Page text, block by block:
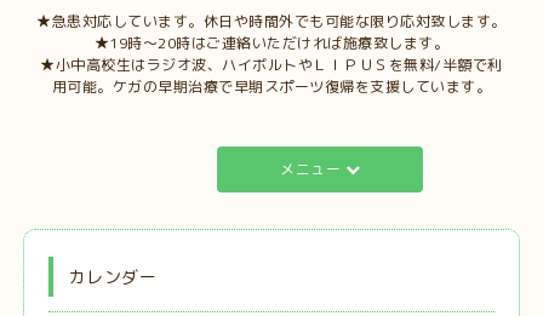
★急患対応しています。休日や時間外でも可能な限り応対致します。
★19時～20時はご連絡いただければ施療致します。
★小中高校生はラジオ波、ハイボルトやＬＩＰＵＳを無料/半額で利
用可能。ケガの早期治療で早期スポーツ復帰を支援しています。
メニュー
カレンダー